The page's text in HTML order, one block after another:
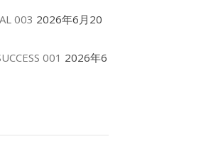
003 2026年6月20
001 2026年6